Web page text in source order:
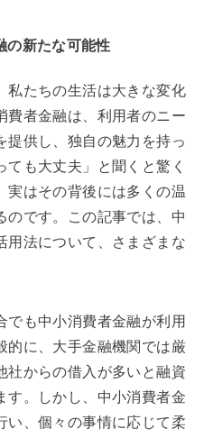
の新たな可能性
私たちの生活は大きな変化
費者金融は、利用者のニー
提供し、独自の魅力を持っ
も大丈夫」と聞くと驚く
実はその背後には多くの温
のです。この記事では、中
用法について、さまざまな
でも中小消費者金融が利用
的に、大手金融機関では厳
社からの借入が多いと融資
す。しかし、中小消費者金
い、個々の事情に応じて柔